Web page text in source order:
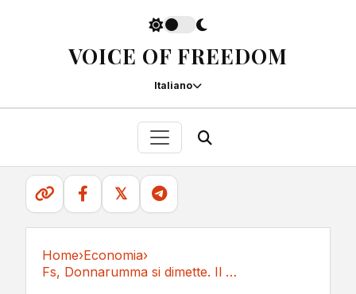
VOICE OF FREEDOM
Italiano
𝕏
Home›Economia›
Fs, Donnarumma si dimette. Il gruppo assicura...